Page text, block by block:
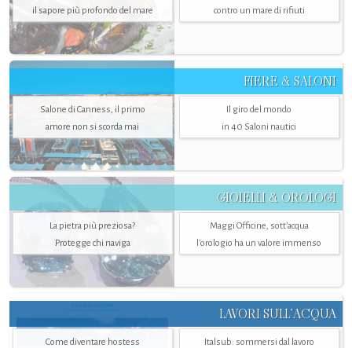
il sapore più profondo del mare contro un mare di rifiuti
FIERE & SALONI
Salone di Canness, il primo
amore non si scorda mai
Il giro del mondo
in 40 Saloni nautici
GIOIELLI & OROLOGI
La pietra più preziosa?
Protegge chi naviga
Maggi Officine, sott’acqua
l'orologio ha un valore immenso
LAVORI SULL’ACQUA
Come diventare hostess
Italsub: sommersi dal lavoro